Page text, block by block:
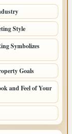
Style
Symbolizes
Goals
and Feel of Your